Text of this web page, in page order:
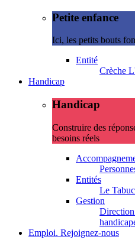
Petite enfance
Ici, les petits bouts
Entité
Crèche
Handicap
Handicap
Construire des
besoins réels
Entités
Le
Gestion
Direction
Emploi. Rejoignez-nous